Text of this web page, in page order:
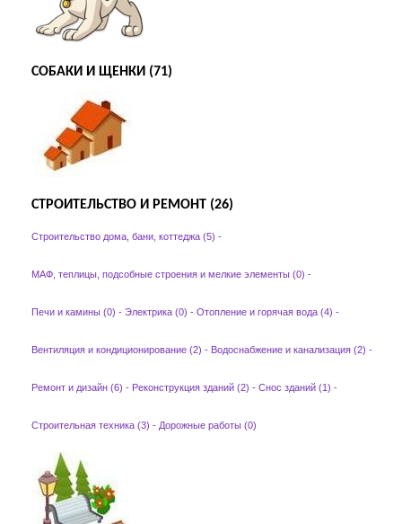
СОБАКИ И ЩЕНКИ (71)
СТРОИТЕЛЬСТВО И РЕМОНТ (26)
Строительство дома, бани, коттеджа (5) -
МАФ, теплицы, подсобные строения и мелкие элементы (0) -
Печи и камины (0) - Электрика (0) - Отопление и горячая вода (4) -
Вентиляция и кондиционирование (2) - Водоснабжение и канализация (2) -
Ремонт и дизайн (6) - Реконструкция зданий (2) - Снос зданий (1) -
Строительная техника (3) - Дорожные работы (0)